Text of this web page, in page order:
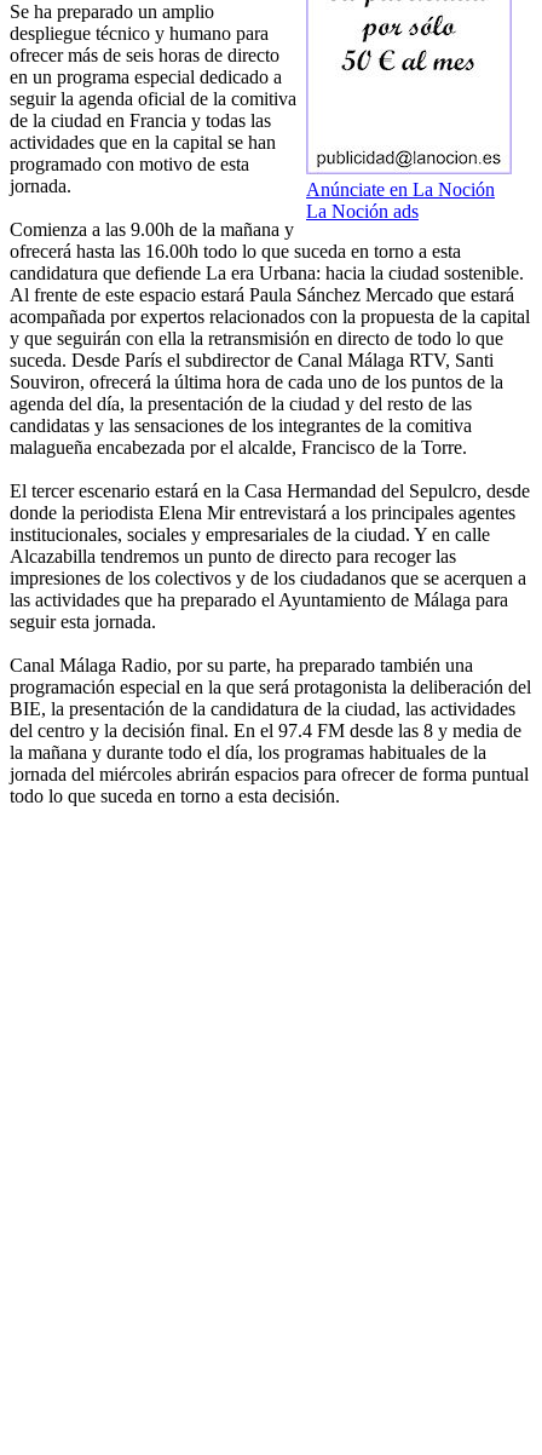
Anúnciate en La Noción
La Noción ads
Se ha preparado un amplio
despliegue técnico y humano para
ofrecer más de seis horas de directo
en un programa especial dedicado a
seguir la agenda oficial de la comitiva
de la ciudad en Francia y todas las
actividades que en la capital se han
programado con motivo de esta
jornada.
Comienza a las 9.00h de la mañana y
ofrecerá hasta las 16.00h todo lo que suceda en torno a esta
candidatura que defiende La era Urbana: hacia la ciudad sostenible.
Al frente de este espacio estará Paula Sánchez Mercado que estará
acompañada por expertos relacionados con la propuesta de la capital
y que seguirán con ella la retransmisión en directo de todo lo que
suceda. Desde París el subdirector de Canal Málaga RTV, Santi
Souviron, ofrecerá la última hora de cada uno de los puntos de la
agenda del día, la presentación de la ciudad y del resto de las
candidatas y las sensaciones de los integrantes de la comitiva
malagueña encabezada por el alcalde, Francisco de la Torre.
El tercer escenario estará en la Casa Hermandad del Sepulcro, desde
donde la periodista Elena Mir entrevistará a los principales agentes
institucionales, sociales y empresariales de la ciudad. Y en calle
Alcazabilla tendremos un punto de directo para recoger las
impresiones de los colectivos y de los ciudadanos que se acerquen a
las actividades que ha preparado el Ayuntamiento de Málaga para
seguir esta jornada.
Canal Málaga Radio, por su parte, ha preparado también una
programación especial en la que será protagonista la deliberación del
BIE, la presentación de la candidatura de la ciudad, las actividades
del centro y la decisión final. En el 97.4 FM desde las 8 y media de
la mañana y durante todo el día, los programas habituales de la
jornada del miércoles abrirán espacios para ofrecer de forma puntual
todo lo que suceda en torno a esta decisión.